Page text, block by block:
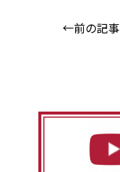
←前の記事